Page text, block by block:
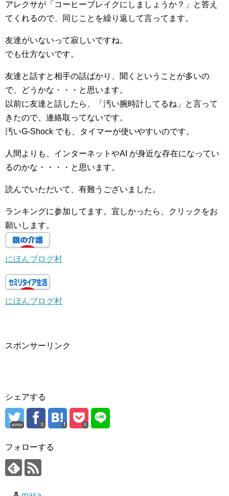
アレクサが「コーヒーブレイクにしましょうか？」と答え
てくれるので、同じことを繰り返して言ってます。
友達がいないって寂しいですね。
でも仕方ないです。
友達と話すと相手の話ばかり、聞くということが多いの
で、どうかな・・・と思います。
以前に友達と話したら、「汚い腕時計してるね」と言って
きたので、連絡取ってないです。
汚いG-Shock でも、タイマーが使いやすいのです。
人間よりも、インターネットやAI が身近な存在になってい
るのかな・・・・と思います。
読んでいただいて、有難うございました。
ランキングに参加してます。宜しかったら、クリックをお
願いします。
にほんブログ村
にほんブログ村
スポンサーリンク
シェアする
error 0 0
フォローする